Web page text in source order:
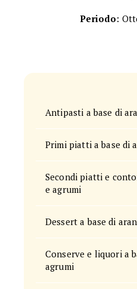
Periodo:
Antipasti a base di
Primi piatti a base di
Secondi piatti e
e agrumi
Dessert a base di
Conserve e liquori a
agrumi